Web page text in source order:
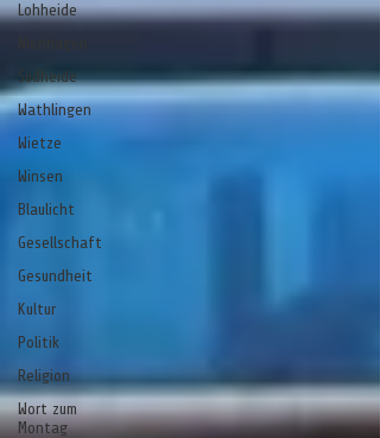
Lohheide
Südheide
Wathlingen
Wietze
Winsen
Blaulicht
Gesellschaft
Gesundheit
Kultur
Politik
Religion
Wort zum
Montag